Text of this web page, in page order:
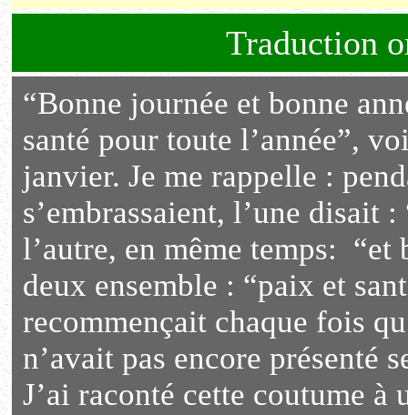
Traduction
“Bonne journée et bonne
santé pour toute l’année”,
janvier. Je me rappelle :
s’embrassaient, l’une disait
l’autre, en même temps: “et
deux ensemble : “paix et
recommençait chaque fois
n’avait pas encore présenté
J’ai raconté cette coutume